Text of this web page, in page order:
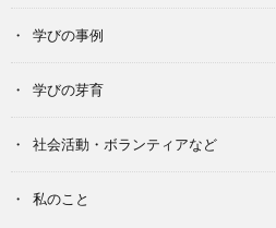
学びの事例
学びの芽育
社会活動・ボランティアなど
私のこと